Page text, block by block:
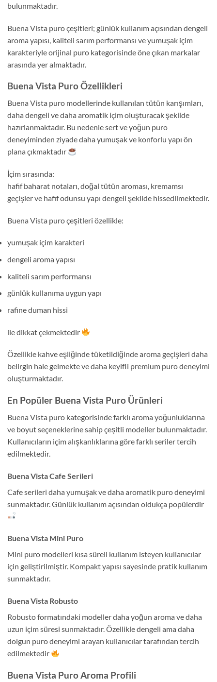
bulunmaktadır.
Buena Vista puro çeşitleri; günlük kullanım açısından dengeli
aroma yapısı, kaliteli sarım performansı ve yumuşak içim
karakteriyle orijinal puro kategorisinde öne çıkan markalar
arasında yer almaktadır.
Buena Vista Puro Özellikleri
Buena Vista puro modellerinde kullanılan tütün karışımları,
daha dengeli ve daha aromatik içim oluşturacak şekilde
hazırlanmaktadır. Bu nedenle sert ve yoğun puro
deneyiminden ziyade daha yumuşak ve konforlu yapı ön
plana çıkmaktadır
İçim sırasında:
hafif baharat notaları, doğal tütün aroması, kremamsı
geçişler ve hafif odunsu yapı dengeli şekilde hissedilmektedir.
Buena Vista puro çeşitleri özellikle:
yumuşak içim karakteri
dengeli aroma yapısı
kaliteli sarım performansı
günlük kullanıma uygun yapı
rafine duman hissi
ile dikkat çekmektedir
Özellikle kahve eşliğinde tüketildiğinde aroma geçişleri daha
belirgin hale gelmekte ve daha keyifli premium puro deneyimi
oluşturmaktadır.
En Popüler Buena Vista Puro Ürünleri
Buena Vista puro kategorisinde farklı aroma yoğunluklarına
ve boyut seçeneklerine sahip çeşitli modeller bulunmaktadır.
Kullanıcıların içim alışkanlıklarına göre farklı seriler tercih
edilmektedir.
Buena Vista Cafe Serileri
Cafe serileri daha yumuşak ve daha aromatik puro deneyimi
sunmaktadır. Günlük kullanım açısından oldukça popülerdir
Buena Vista Mini Puro
Mini puro modelleri kısa süreli kullanım isteyen kullanıcılar
için geliştirilmiştir. Kompakt yapısı sayesinde pratik kullanım
sunmaktadır.
Buena Vista Robusto
Robusto formatındaki modeller daha yoğun aroma ve daha
uzun içim süresi sunmaktadır. Özellikle dengeli ama daha
dolgun puro deneyimi arayan kullanıcılar tarafından tercih
edilmektedir
Buena Vista Puro Aroma Profili